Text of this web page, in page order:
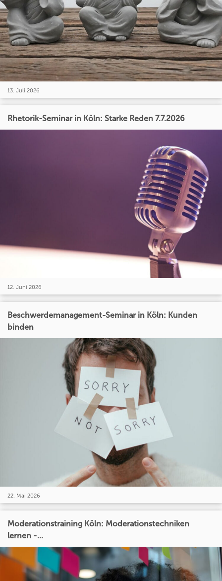
13. Juli 2026
Rhetorik-Seminar in Köln: Starke Reden 7.7.2026
12. Juni 2026
Beschwerdemanagement-Seminar in Köln: Kunden
binden
22. Mai 2026
Moderationstraining Köln: Moderationstechniken
lernen -...